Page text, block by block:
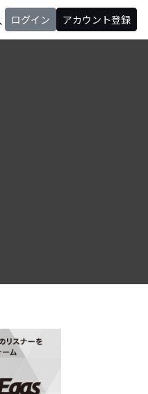
ログイン アカウント登録